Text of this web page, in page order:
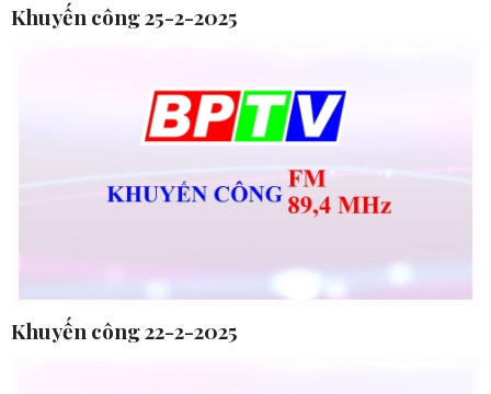
Khuyến công 25-2-2025
Khuyến công 22-2-2025